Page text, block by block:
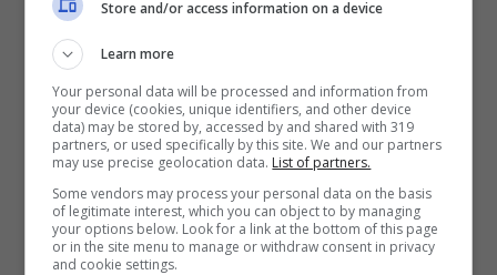
che non si comportano come il
comandante Schettino e non meritano
adesso la stessa etichetta».
Store and/or access information on a device
Learn more
Your personal data will be processed and information from
your device (cookies, unique identifiers, and other device
data) may be stored by, accessed by and shared with 319
partners, or used specifically by this site. We and our partners
may use precise geolocation data. List of partners.
Some vendors may process your personal data on the basis
of legitimate interest, which you can object to by managing
your options below. Look for a link at the bottom of this page
or in the site menu to manage or withdraw consent in privacy
and cookie settings.